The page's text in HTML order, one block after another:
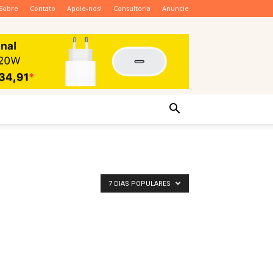
Sobre Contato Apoie-nos! Consultoria Anuncie
7 DIAS POPULARES